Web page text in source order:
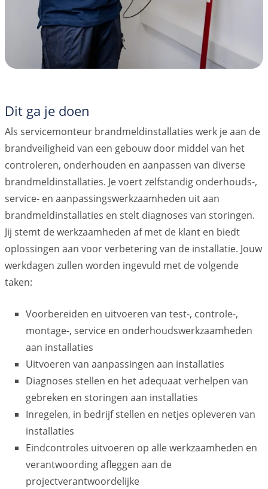
Dit ga je doen
Als servicemonteur brandmeldinstallaties werk je aan de
brandveiligheid van een gebouw door middel van het
controleren, onderhouden en aanpassen van diverse
brandmeldinstallaties. Je voert zelfstandig onderhouds-,
service- en aanpassingswerkzaamheden uit aan
brandmeldinstallaties en stelt diagnoses van storingen.
Jij stemt de werkzaamheden af met de klant en biedt
oplossingen aan voor verbetering van de installatie. Jouw
werkdagen zullen worden ingevuld met de volgende
taken:
Voorbereiden en uitvoeren van test-, controle-,
montage-, service en onderhoudswerkzaamheden
aan installaties
Uitvoeren van aanpassingen aan installaties
Diagnoses stellen en het adequaat verhelpen van
gebreken en storingen aan installaties
Inregelen, in bedrijf stellen en netjes opleveren van
installaties
Eindcontroles uitvoeren op alle werkzaamheden en
verantwoording afleggen aan de
projectverantwoordelijke